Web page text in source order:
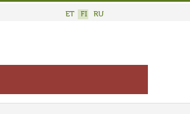
ET FI RU